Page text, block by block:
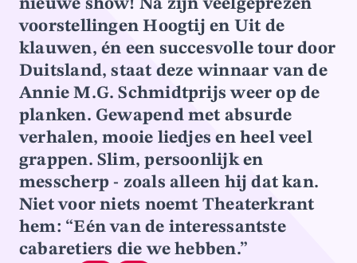
voorstellingen Hoogtij en Uit de
klauwen, én een succesvolle tour door
Duitsland, staat deze winnaar van de
Annie M.G. Schmidtprijs weer op de
planken. Gewapend met absurde
verhalen, mooie liedjes en heel veel
grappen. Slim, persoonlijk en
messcherp - zoals alleen hij dat kan.
Niet voor niets noemt Theaterkrant
hem: “Eén van de interessantste
cabaretiers die we hebben.”